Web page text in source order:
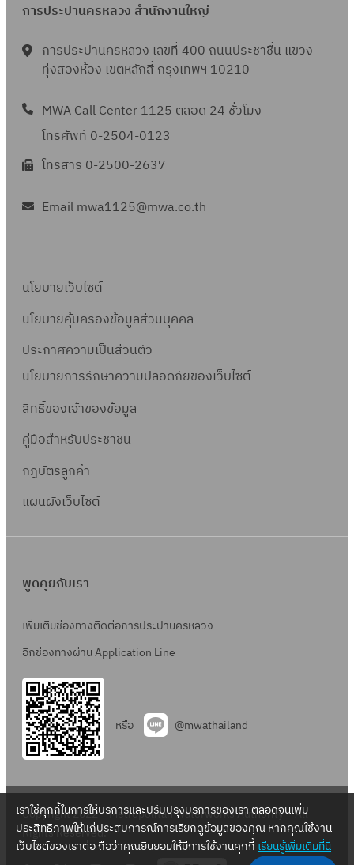
การประปานครหลวง สำนักงานใหญ่
การประปานครหลวง เลขที่ 400 ถนนประชาชื่น แขวง
ทุ่งสองห้อง เขตหลักสี่ กรุงเทพฯ 10210
MWA Call Center 1125 ตลอด 24 ชั่วโมง
โทรศัพท์ 0-2504-0123
โทรสาร 0-2500-2637
Email mwa1125@mwa.co.th
นโยบายเว็บไซต์
นโยบายคุ้มครองข้อมูลส่วนบุคคล
ประกาศความเป็นส่วนตัว
นโยบายการรักษาความปลอดภัยของเว็บไซต์
สิทธิ์ของเจ้าของข้อมูล
คู่มือสำหรับประชาชน
กฎบัตรลูกค้า
แผนผังเว็บไซต์
พูดคุยกับเรา
เพิ่มเติมช่องทางติดต่อการประปานครหลวง
อีกช่องทางผ่าน Application Line
หรือ @mwathailand
Copyright 2022 – Metropolitan Waterworks Authority – All
Rights Reserved.
เราใช้คุกกี้ในการให้บริการและปรับปรุงบริการของเรา ตลอดจนเพิ่ม
ประสิทธิภาพให้แก่ประสบการณ์การเรียกดูข้อมูลของคุณ หากคุณใช้งาน
เว็บไซต์ของเราต่อ ถือว่าคุณยินยอมให้มีการใช้งานคุกกี้เรียนรู้เพิ่มเติมที่นี่